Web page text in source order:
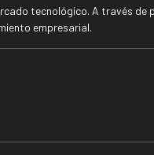
tecnológico. A través
empresarial.